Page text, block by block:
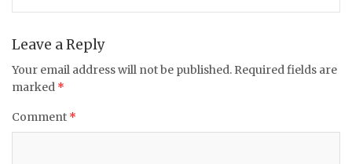
Leave a Reply
Your email address will not be published. Required fields are
marked *
Comment *